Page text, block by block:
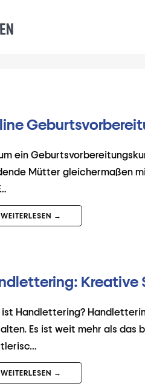
ein
Mütter gleichermaßen
WEITERLESEN →
Kreative
ist Handlettering?
Es ist weit mehr als das
WEITERLESEN →